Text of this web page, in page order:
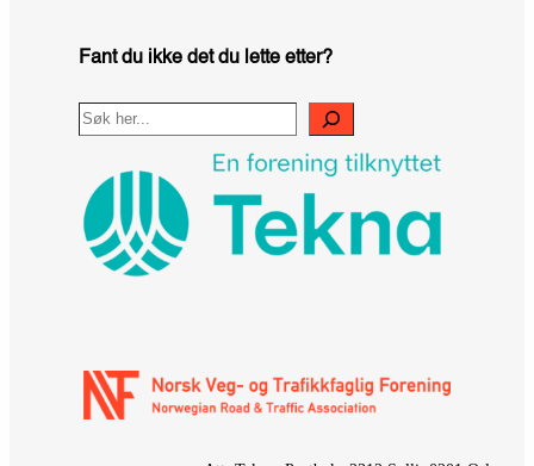
Fant du ikke det du lette etter?
Search